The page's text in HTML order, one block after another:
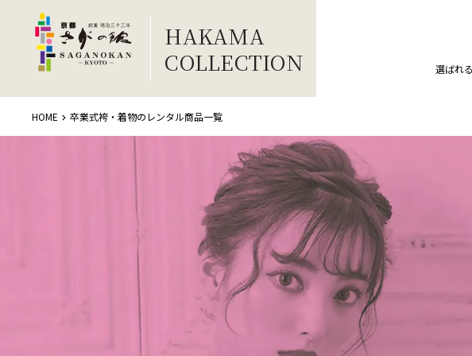
HAKAMA
COLLECTION
選ばれ
HOME 卒業式袴・着物のレンタル商品一覧